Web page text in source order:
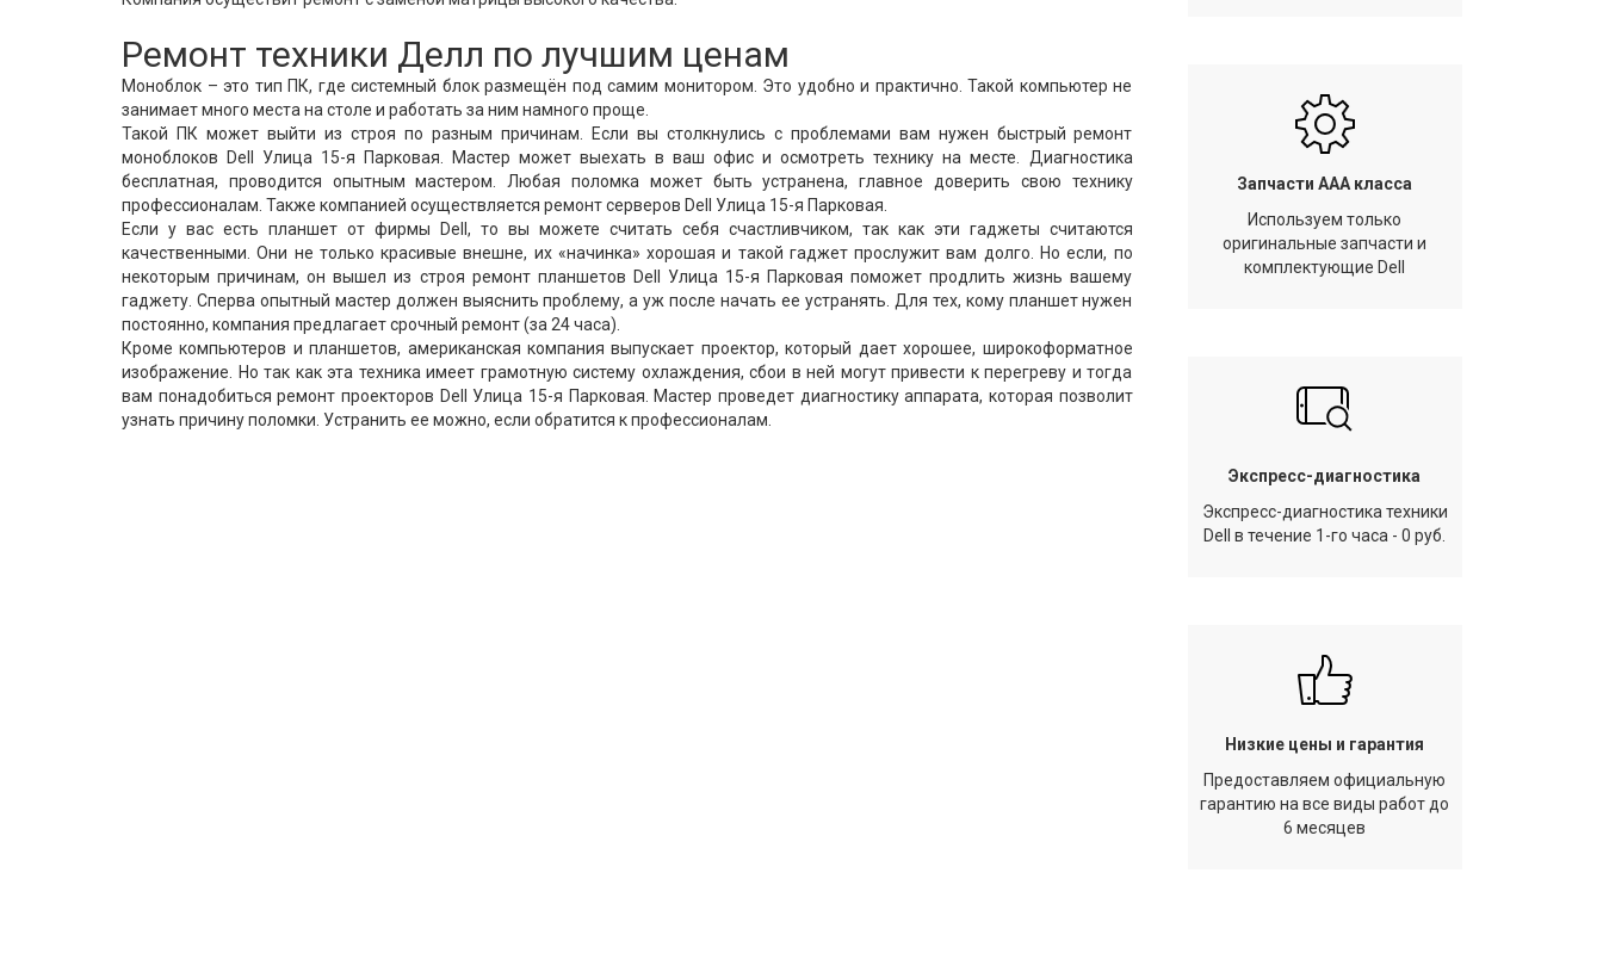
Ремонт техники Делл по лучшим ценам
Моноблок – это тип ПК, где системный блок размещён под самим монитором. Это удобно и практично. Такой компьютер не
занимает много места на столе и работать за ним намного проще.
Такой ПК может выйти из строя по разным причинам. Если вы столкнулись с проблемами вам нужен быстрый ремонт
моноблоков Dell Улица 15-я Парковая. Мастер может выехать в ваш офис и осмотреть технику на месте. Диагностика
бесплатная, проводится опытным мастером. Любая поломка может быть устранена, главное доверить свою технику
профессионалам. Также компанией осуществляется ремонт серверов Dell Улица 15-я Парковая.
Если у вас есть планшет от фирмы Dell, то вы можете считать себя счастливчиком, так как эти гаджеты считаются
качественными. Они не только красивые внешне, их «начинка» хорошая и такой гаджет прослужит вам долго. Но если, по
некоторым причинам, он вышел из строя ремонт планшетов Dell Улица 15-я Парковая поможет продлить жизнь вашему
гаджету. Сперва опытный мастер должен выяснить проблему, а уж после начать ее устранять. Для тех, кому планшет нужен
постоянно, компания предлагает срочный ремонт (за 24 часа).
Кроме компьютеров и планшетов, американская компания выпускает проектор, который дает хорошее, широкоформатное
изображение. Но так как эта техника имеет грамотную систему охлаждения, сбои в ней могут привести к перегреву и тогда
вам понадобиться ремонт проекторов Dell Улица 15-я Парковая. Мастер проведет диагностику аппарата, которая позволит
узнать причину поломки. Устранить ее можно, если обратится к профессионалам.
Запчасти AAA класса
Используем только
оригинальные запчасти и
комплектующие Dell
Экспресс-диагностика
Экспресс-диагностика техники
Dell в течение 1-го часа - 0 руб.
Низкие цены и гарантия
Предоставляем официальную
гарантию на все виды работ до
6 месяцев